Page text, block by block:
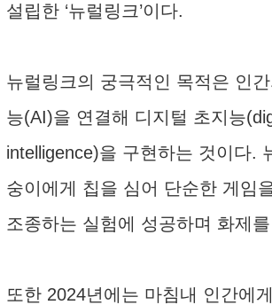
설립한 ‘뉴럴링크’이다.
뉴럴링크의 궁극적인 목적은 인
능(AI)을 연결해 디지털 초지능
intelligence)을 구현하는 것이다.
숭이에게 칩을 심어 단순한 게임
조종하는 실험에 성공하며 화제
또한 2024년에는 마침내 인간에